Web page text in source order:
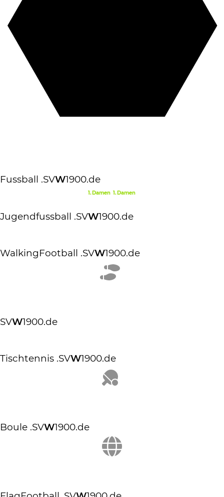
Fussball .SVW1900.de
1.Damen 1.Damen
Jugendfussball .SVW1900.de
WalkingFootball .SVW1900.de
SVW1900.de
Tischtennis .SVW1900.de
Boule .SVW1900.de